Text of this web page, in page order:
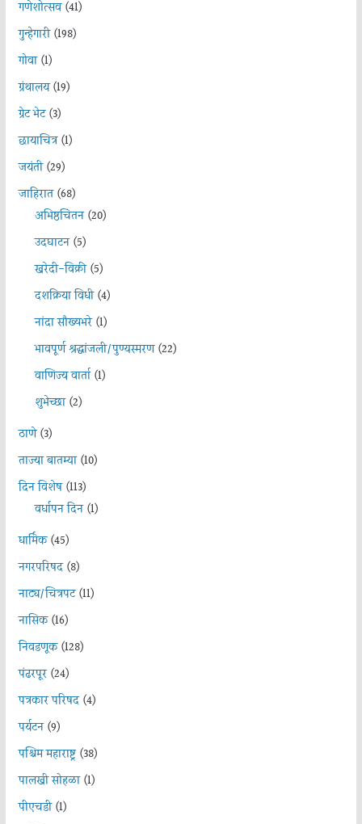
गणेशोत्सव(41)
गुन्हेगारी(198)
गोवा(1)
ग्रंथालय(19)
ग्रेट भेट(3)
छायाचित्र(1)
जयंती(29)
जाहिरात(68)
अभिष्ठचिंतन(20)
उदघाटन(5)
खरेदी-विक्री(5)
दशक्रिया विधी(4)
नांदा सौख्यभरे(1)
भावपूर्ण श्रद्धांजली/पुण्यस्मरण(22)
वाणिज्य वार्ता(1)
शुभेच्छा(2)
ठाणे(3)
ताज्या बातम्या(10)
दिन विशेष(113)
वर्धापन दिन(1)
धार्मिक(45)
नगरपरिषद(8)
नाट्य/चित्रपट(11)
नासिक(16)
निवडणूक(128)
पंढरपूर(24)
पत्रकार परिषद(4)
पर्यटन(9)
पश्चिम महाराष्ट्र(38)
पालखी सोहळा(1)
पीएचडी(1)